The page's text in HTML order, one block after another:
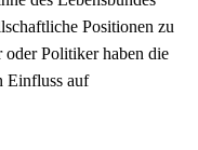
Positionen zu
Politiker haben die
Einfluss auf